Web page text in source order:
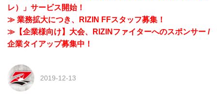
レ）」サービス開始！
≫ 業務拡大につき、RIZIN FFスタッフ募集！
≫【企業様向け】大会、RIZINファイターへのスポンサー /
企業タイアップ募集中！
2019-12-13